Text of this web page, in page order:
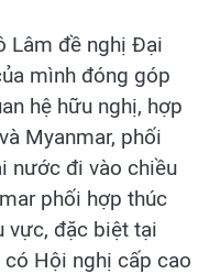
Lâm đề nghị Đại
mình đóng góp
hệ hữu nghị, hợp
Myanmar, phối
nước đi vào chiều
phối hợp thúc
vực, đặc biệt tại
Hội nghị cấp cao